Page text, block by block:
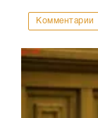
Комментарии